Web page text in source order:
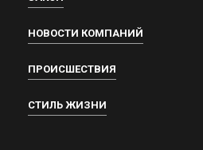
НОВОСТИ КОМПАНИЙ
ПРОИСШЕСТВИЯ
СТИЛЬ ЖИЗНИ